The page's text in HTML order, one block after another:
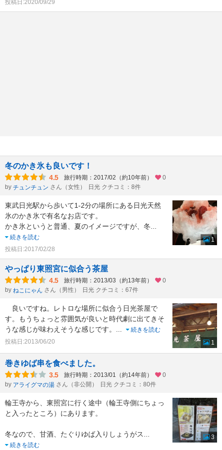
投稿日:2020/09/29
冬のかき氷も良いです！
4.5 旅行時期：2017/02（約10年前）
0
by チュンチュン さん（女性） 日光 クチコミ：8件
東武日光駅から歩いて1-2分の場所にある日光天然
氷のかき氷で有名なお店です。
かき氷というと普通、夏のイメージですが、冬
続きを読む
投稿日:2017/02/28
1
やっぱり東照宮に似合う茶屋
4.5 旅行時期：2013/03（約13年前）
0
by ねこにゃん さん（男性） 日光 クチコミ：67件
良いですね。レトロな場所に似合う日光茶屋で
す。もうちょっと雰囲気が良いと時代劇に出てきそ
うな感じが味わえそうな感じです。
続きを読む
投稿日:2013/06/20
1
巻きゆば串を食べました。
3.5 旅行時期：2013/01（約14年前）
0
by アライグマの湯 さん（非公開） 日光 クチコミ：80件
輪王寺から、東照宮に行く途中（輪王寺側にちょっ
と入ったところ）にあります。
冬なので、甘酒、たぐりゆば入りしょうがス
続きを読む
3